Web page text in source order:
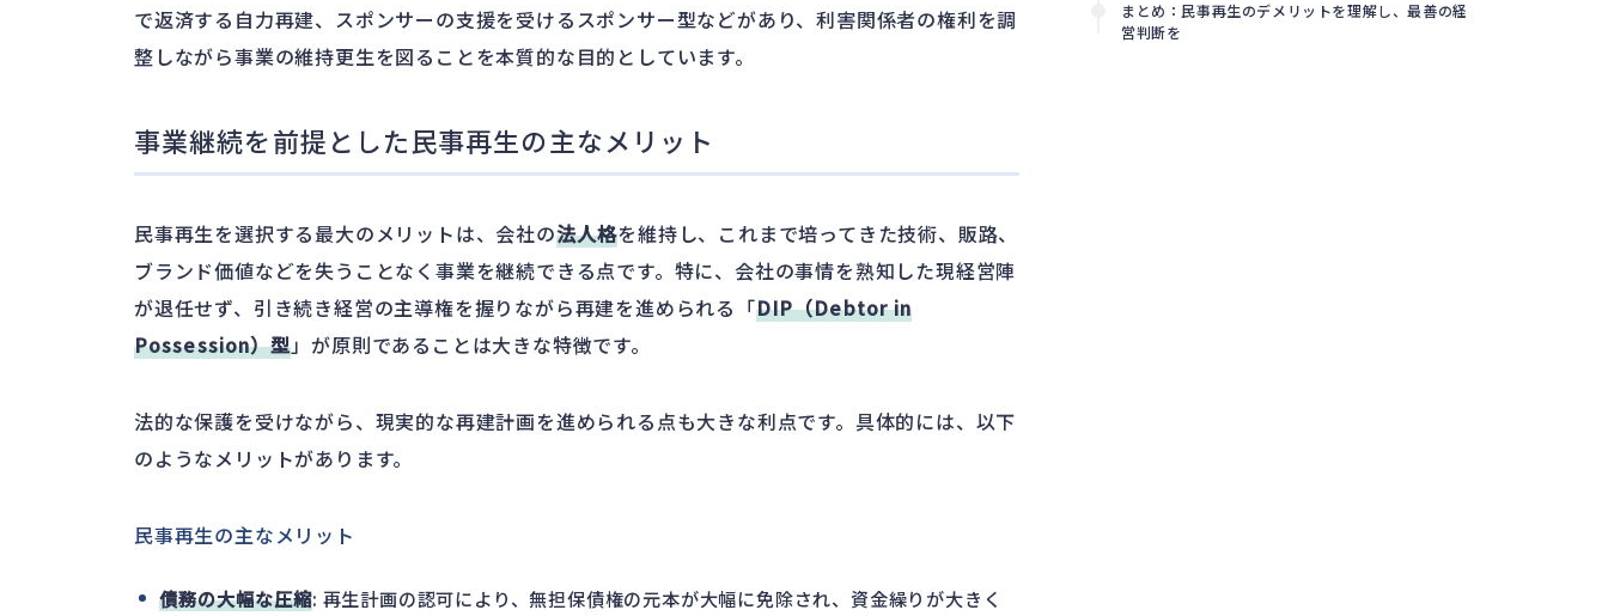
で返済する自力再建、スポンサーの支援を受けるスポンサー型などがあり、利害関係者の権利を調
整しながら事業の維持更生を図ることを本質的な目的としています。
事業継続を前提とした民事再生の主なメリット
民事再生を選択する最大のメリットは、会社の法人格を維持し、これまで培ってきた技術、販路、
ブランド価値などを失うことなく事業を継続できる点です。特に、会社の事情を熟知した現経営陣
が退任せず、引き続き経営の主導権を握りながら再建を進められる「DIP（Debtor in
Possession）型」が原則であることは大きな特徴です。
法的な保護を受けながら、現実的な再建計画を進められる点も大きな利点です。具体的には、以下
のようなメリットがあります。
民事再生の主なメリット
債務の大幅な圧縮: 再生計画の認可により、無担保債権の元本が大幅に免除され、資金繰りが大きく
まとめ：民事再生のデメリットを理解し、最善の経
営判断を